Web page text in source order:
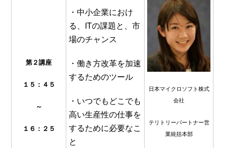
第２講座
１５：４５
～
１６： ２ ５
・中小企業におけ
る、ITの課題と、市
場のチャンス
・働き方改革を加速
するためのツール
・いつでもどこでも
高い生産性の仕事を
するために必要なこ
と
日本マイクロソフト株式
会社
テリトリーパートナー営
業統括本部